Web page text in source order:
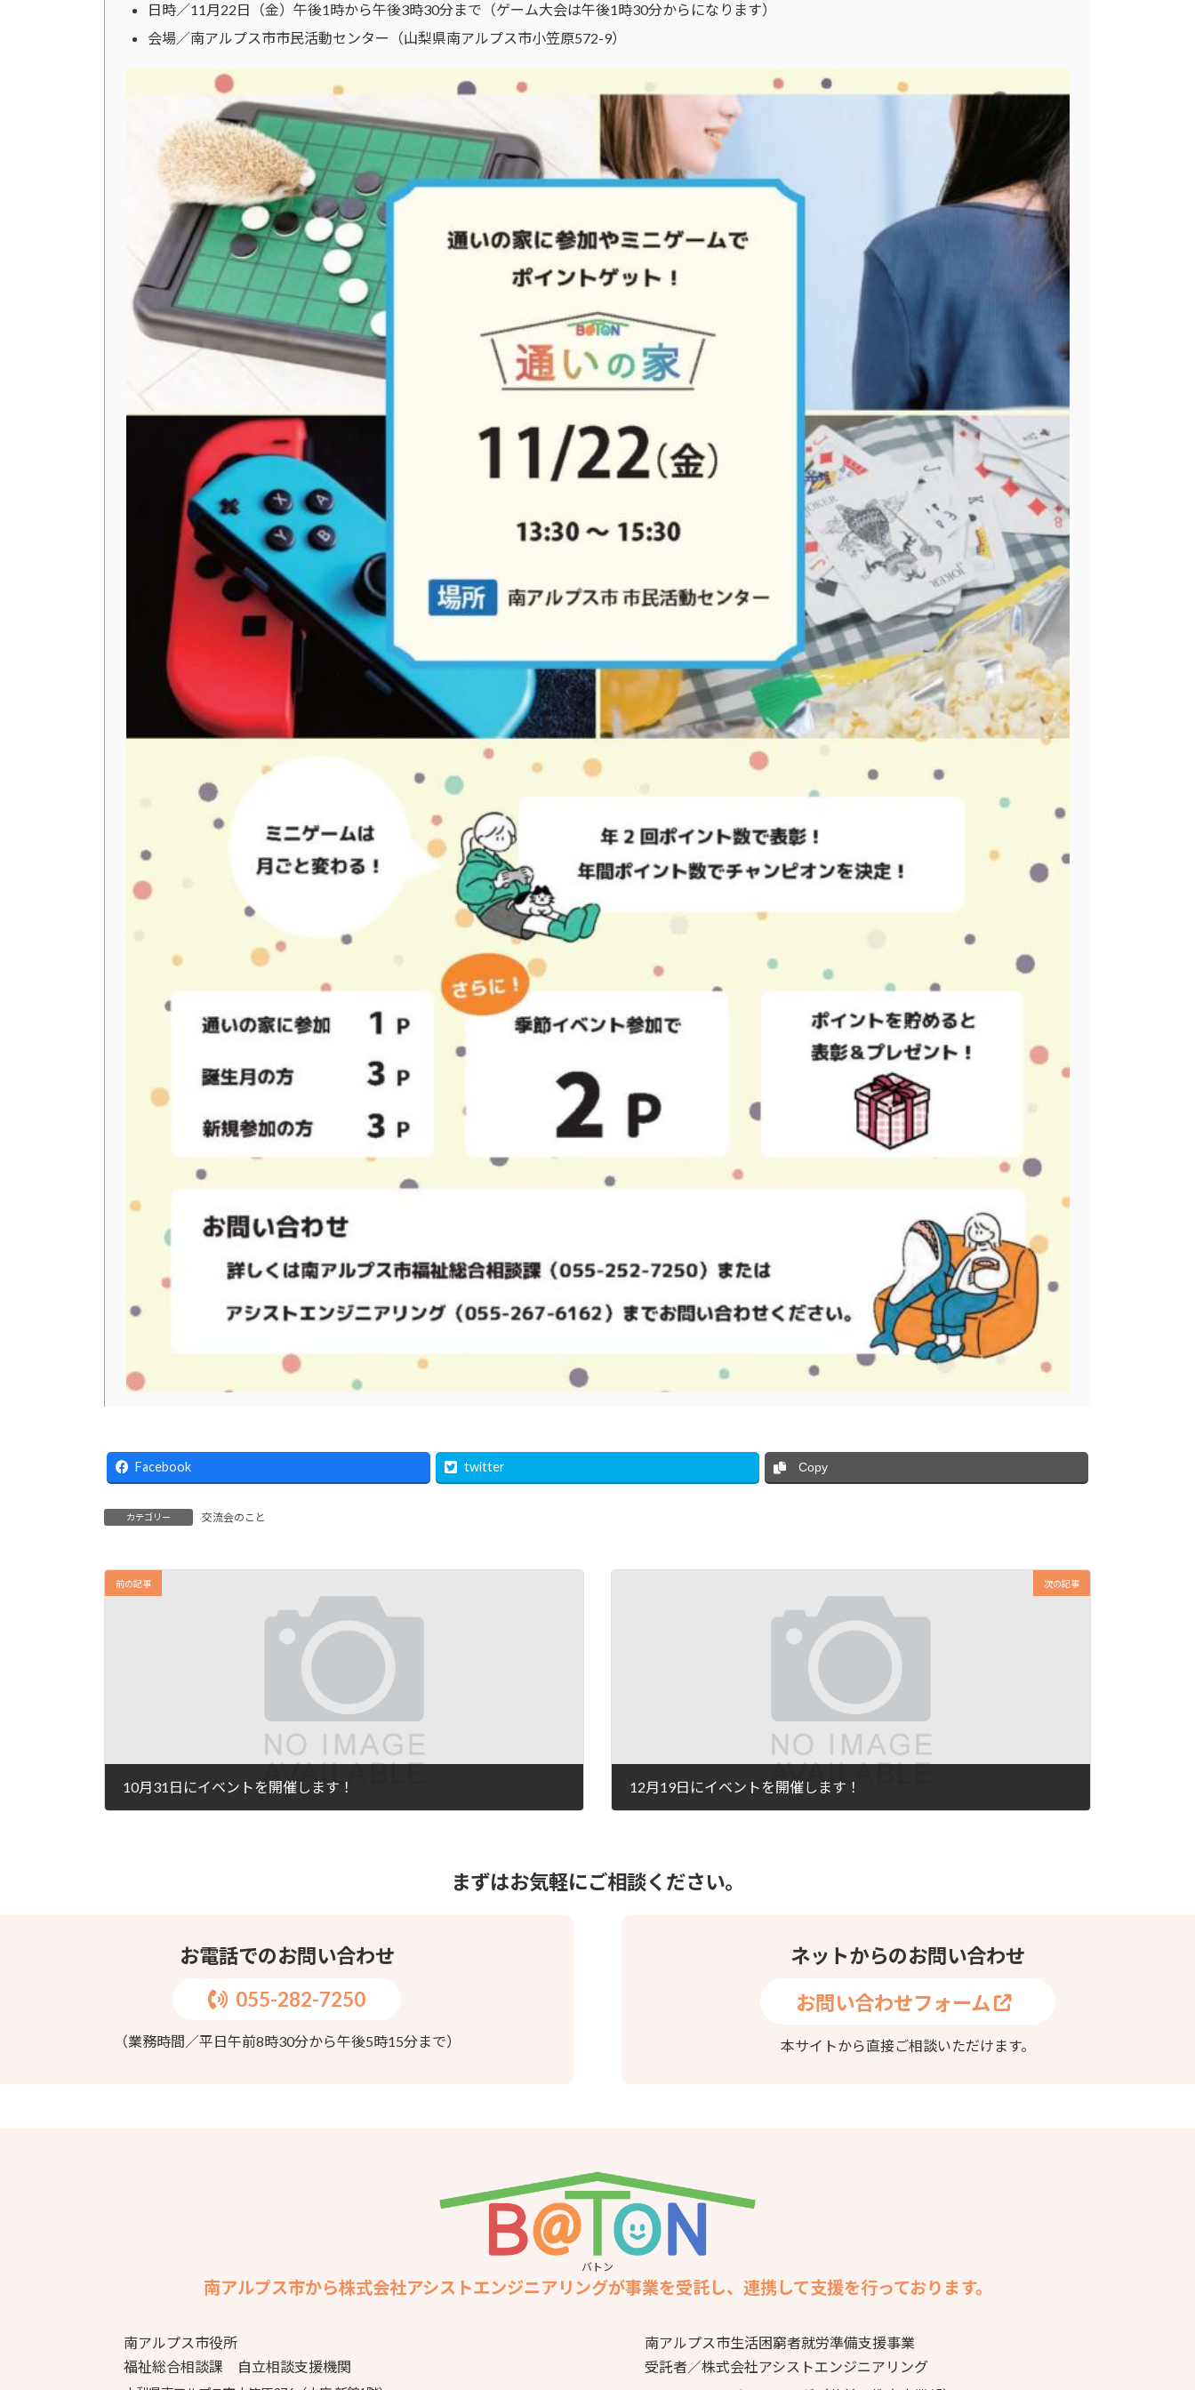
日時／11月22日（金）午後1時から午後3時30分まで（ゲーム大会は午後1時30分からになります）
会場／南アルプス市市民活動センター（山梨県南アルプス市小笠原572-9）
Facebook twitter Copy
カテゴリー 交流会のこと
前の記事
10月31日にイベントを開催します！
次の記事
12月19日にイベントを開催します！
まずはお気軽にご相談ください。
お電話でのお問い合わせ
055-282-7250
（業務時間／平日午前8時30分から午後5時15分まで）
ネットからのお問い合わせ
お問い合わせフォーム
本サイトから直接ご相談いただけます。
バトン
南アルプス市から株式会社アシストエンジニアリングが事業を受託し、連携して支援を行っております。
南アルプス市役所
福祉総合相談課 自立相談支援機関
南アルプス市生活困窮者就労準備支援事業
受託者／株式会社アシストエンジニアリング